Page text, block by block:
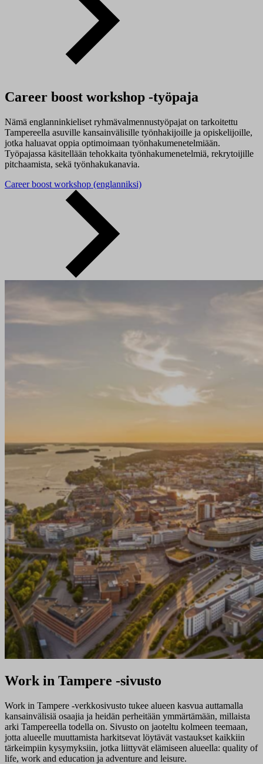
Career boost workshop -työpaja
Nämä englanninkieliset ryhmävalmennustyöpajat on tarkoitettu
Tampereella asuville kansainvälisille työnhakijoille ja opiskelijoille,
jotka haluavat oppia optimoimaan työnhakumenetelmiään.
Työpajassa käsitellään tehokkaita työnhakumenetelmiä, rekrytoijille
pitchaamista, sekä työnhakukanavia.
Career boost workshop (englanniksi)
Work in Tampere -sivusto
Work in Tampere -verkkosivusto tukee alueen kasvua auttamalla
kansainvälisiä osaajia ja heidän perheitään ymmärtämään, millaista
arki Tampereella todella on. Sivusto on jaoteltu kolmeen teemaan,
jotta alueelle muuttamista harkitsevat löytävät vastaukset kaikkiin
tärkeimpiin kysymyksiin, jotka liittyvät elämiseen alueella: quality of
life, work and education ja adventure and leisure.